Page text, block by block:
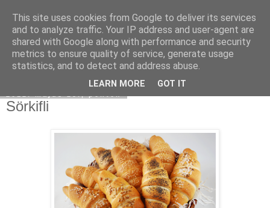
Moha Konyha
Sörkifli
This site uses cookies from Google to deliver its services
and to analyze traffic. Your IP address and user-agent are
shared with Google along with performance and security
metrics to ensure quality of service, generate usage
statistics, and to detect and address abuse.
LEARN MORE GOT IT